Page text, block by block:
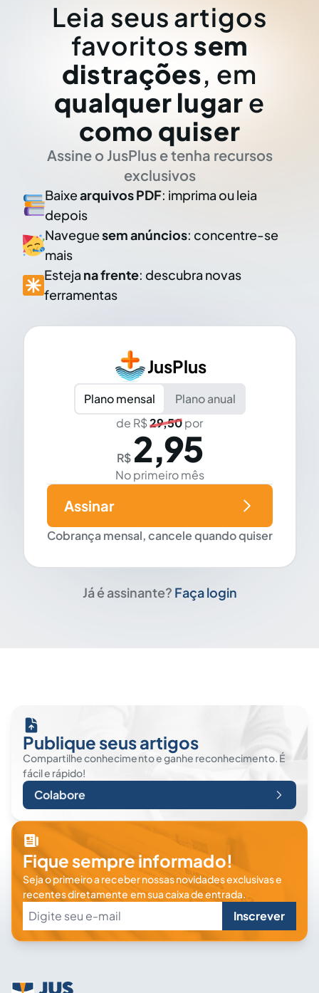
Leia seus artigos
favoritos sem
distrações, em
qualquer lugar e
como quiser
Assine o JusPlus e tenha recursos
exclusivos
Baixearquivos PDF: imprima ou leia
depois
Naveguesem anúncios: concentre-se
mais
Esteja na frente: descubra novas
ferramentas
JusPlus
Plano mensal
Plano anual
de R$29,50por
R$ 2,95
No primeiro mês
Cobrança mensal, cancele quando quiser
Assinar
Já é assinante? Faça login
Publique seus artigos
Compartilhe conhecimento e ganhe reconhecimento. É
fácil e rápido!
Colabore
Fique sempre informado!
Seja o primeiro a receber nossas novidades exclusivas e
recentes diretamente em sua caixa de entrada.
Inscrever